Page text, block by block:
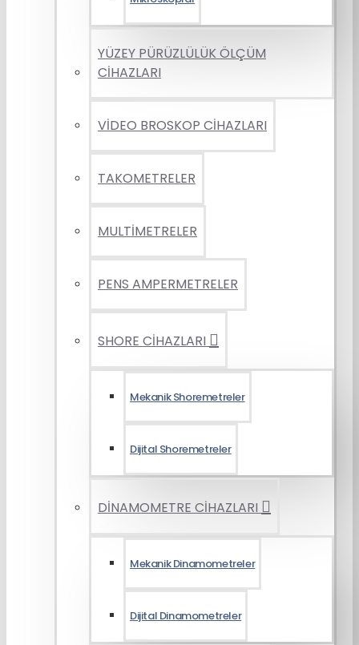
YÜZEY PÜRÜZLÜLÜK ÖLÇÜM
CİHAZLARI
VİDEO BROSKOP CİHAZLARI
TAKOMETRELER
MULTİMETRELER
PENS AMPERMETRELER
SHORE CİHAZLARI
Mekanik Shoremetreler
Dijital Shoremetreler
DİNAMOMETRE CİHAZLARI
Mekanik Dinamometreler
Dijital Dinamometreler